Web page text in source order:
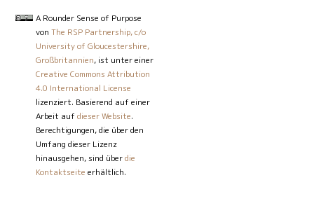
A Rounder Sense of Purpose
vonThe RSP Partnership, c/o
University of Gloucestershire,
Großbritannien, ist unter einer
Creative Commons Attribution
4.0 International License
lizenziert. Basierend auf einer
Arbeit aufdieser Website.
Berechtigungen, die über den
Umfang dieser Lizenz
hinausgehen, sind überdie
Kontaktseite erhältlich.